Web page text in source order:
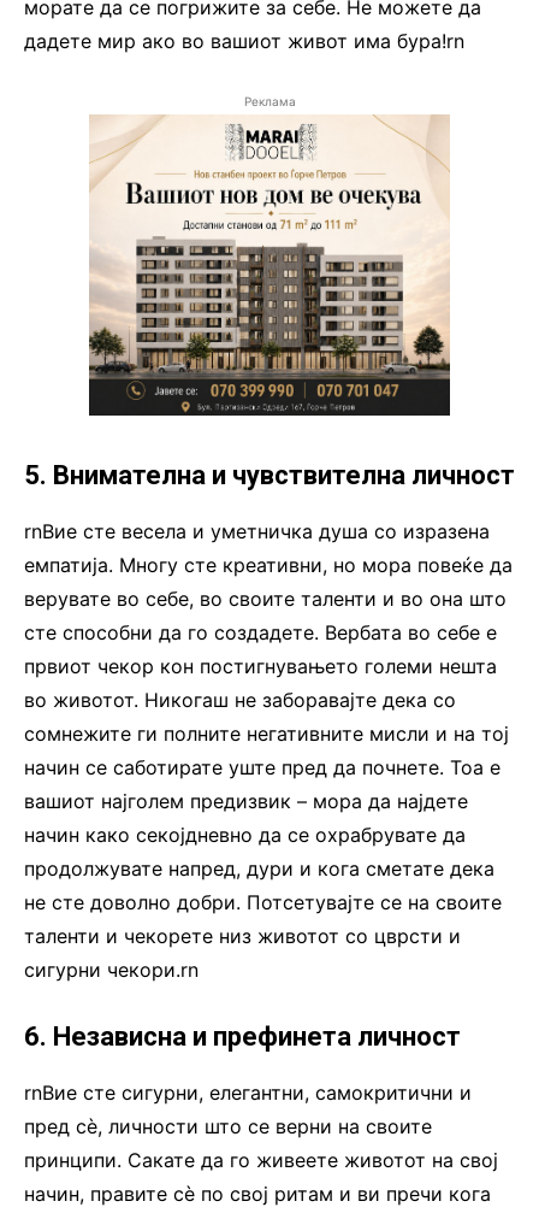
морате да се погрижите за себе. Не можете да
дадете мир ако во вашиот живот има бура!rn
Реклама
5. Внимателна и чувствителна личност
rnВие сте весела и уметничка душа со изразена
емпатија. Многу сте креативни, но мора повеќе да
верувате во себе, во своите таленти и во она што
сте способни да го создадете. Вербата во себе е
првиот чекор кон постигнувањето големи нешта
во животот. Никогаш не заборавајте дека со
сомнежите ги полните негативните мисли и на тој
начин се саботирате уште пред да почнете. Тоа е
вашиот најголем предизвик – мора да најдете
начин како секојдневно да се охрабрувате да
продолжувате напред, дури и кога сметате дека
не сте доволно добри. Потсетувајте се на своите
таленти и чекорете низ животот со цврсти и
сигурни чекори.rn
6. Независна и префинета личност
rnВие сте сигурни, елегантни, самокритични и
пред сè, личности што се верни на своите
принципи. Сакате да го живеете животот на свој
начин, правите сè по свој ритам и ви пречи кога